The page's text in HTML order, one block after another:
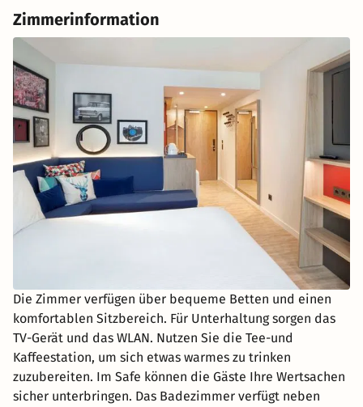
Zimmerinformation
Die Zimmer verfügen über bequeme Betten und einen
komfortablen Sitzbereich. Für Unterhaltung sorgen das
TV-Gerät und das WLAN. Nutzen Sie die Tee-und
Kaffeestation, um sich etwas warmes zu trinken
zuzubereiten. Im Safe können die Gäste Ihre Wertsachen
sicher unterbringen. Das Badezimmer verfügt neben